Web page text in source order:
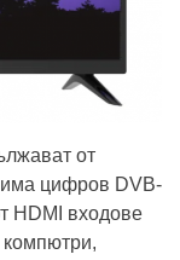
от
цифров DVB-
HDMI входове